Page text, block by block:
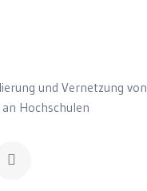
und Vernetzung von
Hochschulen